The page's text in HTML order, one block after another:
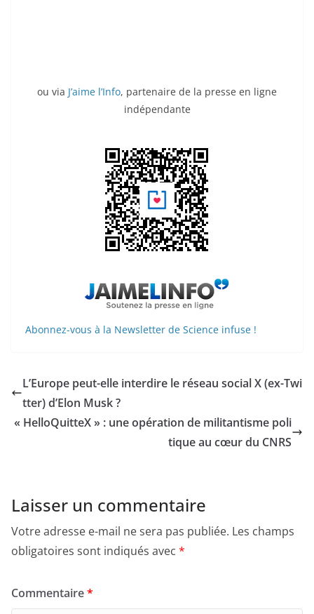
ou via J’aime l’Info, partenaire de la presse en ligne
indépendante
Abonnez-vous à la Newsletter de Science infuse !
L’Europe peut-elle interdire le réseau social X (ex-Twi
tter) d’Elon Musk ?
« HelloQuitteX » : une opération de militantisme poli
tique au cœur du CNRS
Laisser un commentaire
Votre adresse e-mail ne sera pas publiée. Les champs
obligatoires sont indiqués avec *
Commentaire*